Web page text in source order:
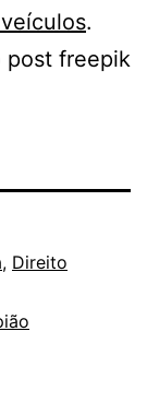
.
post freepik
, Direito